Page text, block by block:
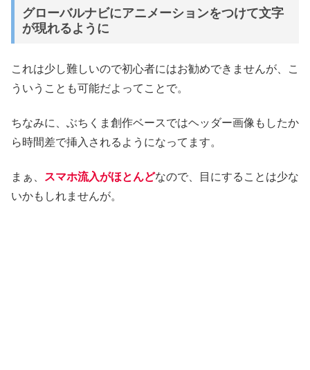
グローバルナビにアニメーションをつけて文字
が現れるように
これは少し難しいので初心者にはお勧めできませんが、こ
ういうことも可能だよってことで。
ちなみに、ぶちくま創作ベースではヘッダー画像もしたか
ら時間差で挿入されるようになってます。
まぁ、 スマホ流入がほとんどなので、目にすることは少な
いかもしれませんが。